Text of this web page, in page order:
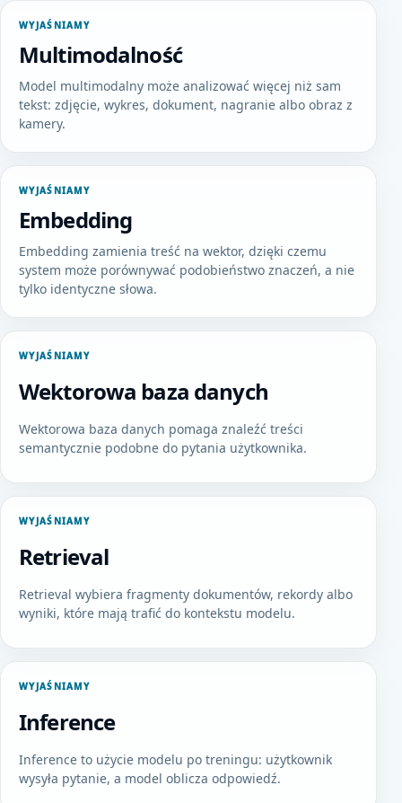
WYJAŚNIAMY
Multimodalność
Model multimodalny może analizować więcej niż sam
tekst: zdjęcie, wykres, dokument, nagranie albo obraz z
kamery.
WYJAŚNIAMY
Embedding
Embedding zamienia treść na wektor, dzięki czemu
system może porównywać podobieństwo znaczeń, a nie
tylko identyczne słowa.
WYJAŚNIAMY
Wektorowa baza danych
Wektorowa baza danych pomaga znaleźć treści
semantycznie podobne do pytania użytkownika.
WYJAŚNIAMY
Retrieval
Retrieval wybiera fragmenty dokumentów, rekordy albo
wyniki, które mają trafić do kontekstu modelu.
WYJAŚNIAMY
Inference
Inference to użycie modelu po treningu: użytkownik
wysyła pytanie, a model oblicza odpowiedź.